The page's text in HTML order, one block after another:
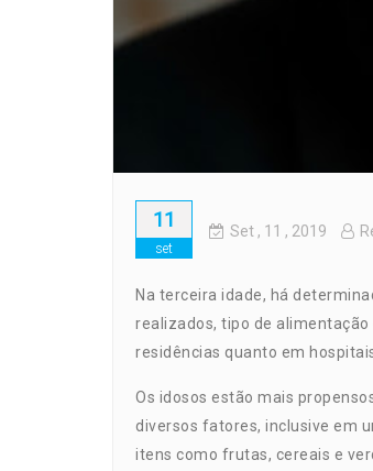
11
set
Set , 11 , 2019
Na terceira idade, há
realizados, tipo de
residências quanto em
Os idosos estão mais
diversos fatores, inclusive em
itens como frutas, cereais e